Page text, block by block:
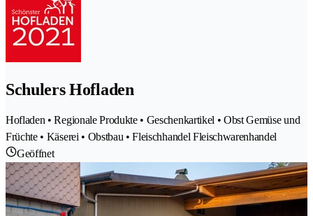
Schulers Hofladen
Hofladen • Regionale Produkte • Geschenkartikel • Obst Gemüse und
Früchte • Käserei • Obstbau • Fleischhandel Fleischwarenhandel
Geöffnet